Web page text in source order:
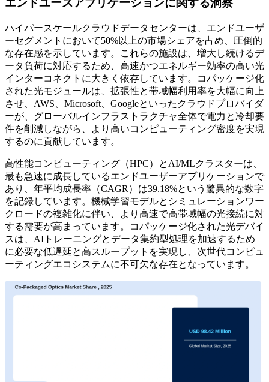
エンドユースアプリケーションに関する洞察
ハイパースケールクラウドデータセンターは、エンドユーザ
ーセグメントにおいて50%以上の市場シェアを占め、圧倒的
な存在感を示しています。これらの施設は、増大し続けるデ
ータ負荷に対応するため、高速かつエネルギー効率の高い光
インターコネクトに大きく依存しています。コパッケージ化
された光モジュールは、拡張性と帯域幅利用率を大幅に向上
させ、AWS、Microsoft、Googleといったクラウドプロバイダ
ーが、グローバルインフラストラクチャ全体で電力と冷却要
件を削減しながら、より高いコンピューティング密度を実現
するのに貢献しています。
高性能コンピューティング（HPC）とAI/MLクラスターは、
最も急速に成長しているエンドユーザーアプリケーションで
あり、年平均成長率（CAGR）は39.18%という驚異的な数字
を記録しています。機械学習モデルとシミュレーションワー
クロードの複雑化に伴い、より高速で高帯域幅の光接続に対
する需要が高まっています。コパッケージ化された光デバイ
スは、AIトレーニングとデータ集約型処理を加速するため
に必要な低遅延と高スループットを実現し、次世代コンピュ
ーティングエコシステムに不可欠な存在となっています。